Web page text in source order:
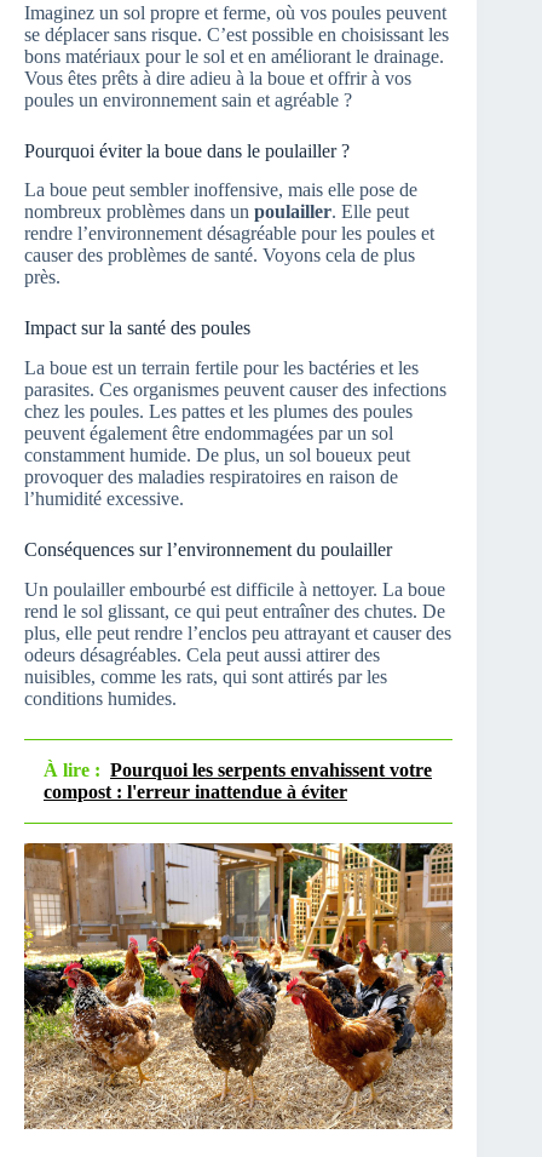
Imaginez un sol propre et ferme, où vos poules peuvent
se déplacer sans risque. C’est possible en choisissant les
bons matériaux pour le sol et en améliorant le drainage.
Vous êtes prêts à dire adieu à la boue et offrir à vos
poules un environnement sain et agréable ?
Pourquoi éviter la boue dans le poulailler ?
La boue peut sembler inoffensive, mais elle pose de
nombreux problèmes dans un poulailler. Elle peut
rendre l’environnement désagréable pour les poules et
causer des problèmes de santé. Voyons cela de plus
près.
Impact sur la santé des poules
La boue est un terrain fertile pour les bactéries et les
parasites. Ces organismes peuvent causer des infections
chez les poules. Les pattes et les plumes des poules
peuvent également être endommagées par un sol
constamment humide. De plus, un sol boueux peut
provoquer des maladies respiratoires en raison de
l’humidité excessive.
Conséquences sur l’environnement du poulailler
Un poulailler embourbé est difficile à nettoyer. La boue
rend le sol glissant, ce qui peut entraîner des chutes. De
plus, elle peut rendre l’enclos peu attrayant et causer des
odeurs désagréables. Cela peut aussi attirer des
nuisibles, comme les rats, qui sont attirés par les
conditions humides.
À lire : Pourquoi les serpents envahissent votre
compost : l'erreur inattendue à éviter